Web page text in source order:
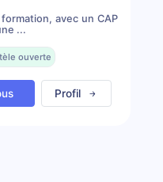
avec un CAP
...
ouverte
Profil